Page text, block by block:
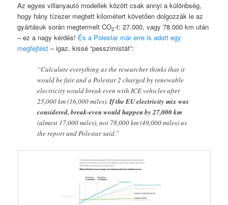
Az egyes villanyautó modellek között csak annyi a különbség,
hogy hány tízezer megtett kilométert követően dolgozzák le az
gyártásuk során megtermelt CO2-t: 27.000, vagy 78.000 km után
– ez a nagy kérdés! És a Polestar már erre is adott egy
megfejtést – igaz, kissé “pesszimistát”:
“Calculate everything as the researcher thinks that it
would be fair and a Polestar 2 charged by renewable
electricity would break even with ICE vehicles after
25,000 km (16,000 miles).If the EU electricity mix was
considered, break-even would happen by 27,000 km
(almost 17,000 miles), not 78,000 km (49,000 miles) as
the report and Polestar said.”